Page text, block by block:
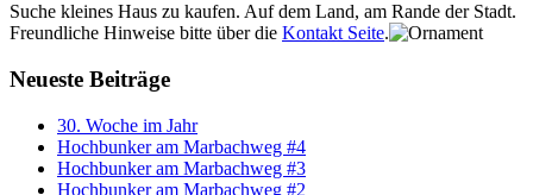
Suche kleines Haus zu kaufen. Auf dem Land, am Rande der Stadt.
Freundliche Hinweise bitte über die Kontakt Seite.
Neueste Beiträge
30. Woche im Jahr
Hochbunker am Marbachweg #4
Hochbunker am Marbachweg #3
Hochbunker am Marbachweg #2